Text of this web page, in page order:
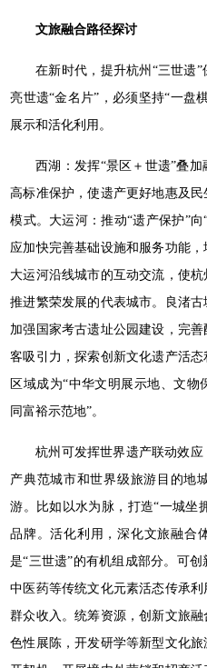
文旅融合路径探讨
在新时代，提升杭州“三世遗
亮世遗“金名片”，必须坚持“一盘
展示和活化利用。
西湖：发挥“景区＋世遗”叠
高标准保护，使遗产更好地惠及
模式。大运河：推动“遗产保护”
应加快完善基础设施和服务功能
大运河沿线城市的互动交流，使杭
推进繁荣发展的代表城市。良渚
加强国家考古遗址公园建设，完
客吸引力，探索创新文化遗产活
区域成为“中华文明展示地、文
同富裕示范地”。
杭州可发挥世界遗产联动效
产典范城市和世界级旅游目的地
游。比如以水为脉，打造“一城坐
品牌。活化利用，深化文旅融合
是“三世遗”的有机组成部分。可
中医药等传统文化元素活态传承
群众收入。统筹资源，创新文旅
色性展陈，开发研学等新型文化